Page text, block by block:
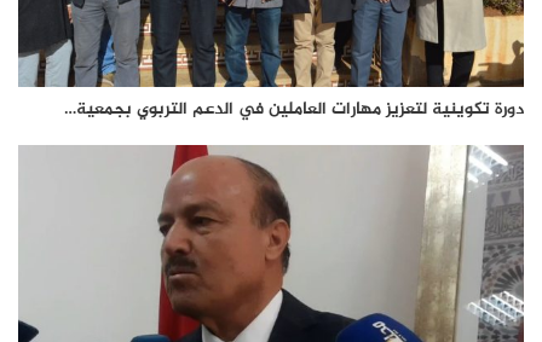
دورة تكوينية لتعزيز مهارات العاملين في الدعم التربوي بجمعية…